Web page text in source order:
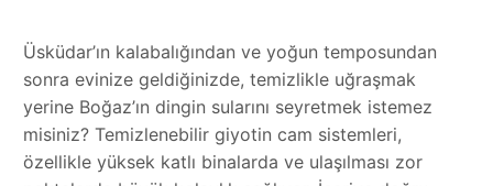
Üsküdar’ın kalabalığından ve yoğun temposundan
sonra evinize geldiğinizde, temizlikle uğraşmak
yerine Boğaz’ın dingin sularını seyretmek istemez
misiniz? Temizlenebilir giyotin cam sistemleri,
özellikle yüksek katlı binalarda ve ulaşılması zor